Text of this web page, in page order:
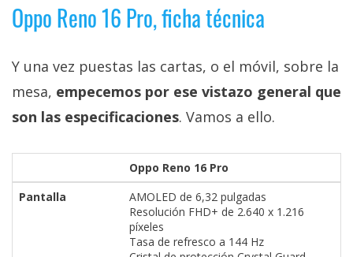
Oppo Reno 16 Pro, ficha técnica
Y una vez puestas las cartas, o el móvil, sobre la
mesa, empecemos por ese vistazo general que
son las especificaciones. Vamos a ello.
Oppo Reno 16 Pro
Pantalla
AMOLED de 6,32 pulgadas
Resolución FHD+ de 2.640 x 1.216
píxeles
Tasa de refresco a 144 Hz